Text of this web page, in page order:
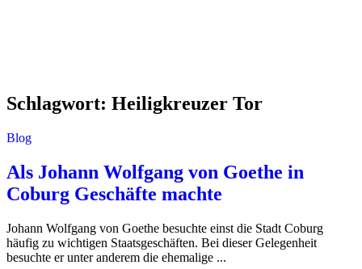
Schlagwort: Heiligkreuzer Tor
Blog
Als Johann Wolfgang von Goethe in
Coburg Geschäfte machte
Johann Wolfgang von Goethe besuchte einst die Stadt Coburg
häufig zu wichtigen Staatsgeschäften. Bei dieser Gelegenheit
besuchte er unter anderem die ehemalige ...